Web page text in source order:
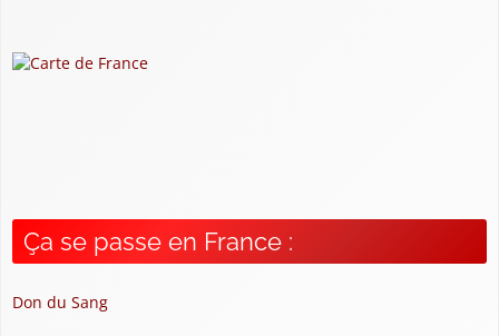
Ça se passe en France :
Don du Sang